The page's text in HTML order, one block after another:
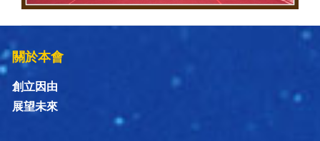
關於本會
創立因由
展望未來